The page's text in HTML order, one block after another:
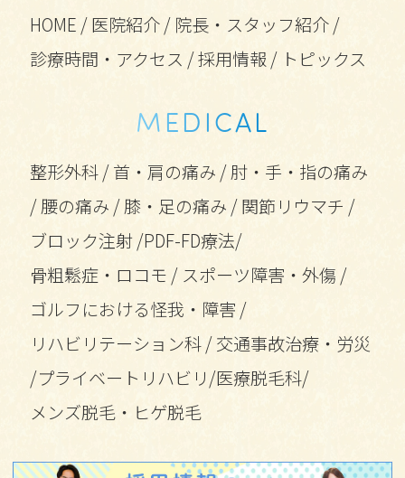
HOME /医院紹介/ 院長・スタッフ紹介/
診療時間・アクセス /採用情報 / トピックス
MEDICAL
整形外科/首・肩の痛み /肘・手・指の痛み
/腰の痛み /膝・足の痛み /関節リウマチ /
ブロック注射/PDF-FD療法/
骨粗鬆症・ロコモ / スポーツ障害・外傷 /
ゴルフにおける怪我・障害 /
リハビリテーション科/交通事故治療・労災
/プライベートリハビリ/医療脱毛科/
メンズ脱毛・ヒゲ脱毛